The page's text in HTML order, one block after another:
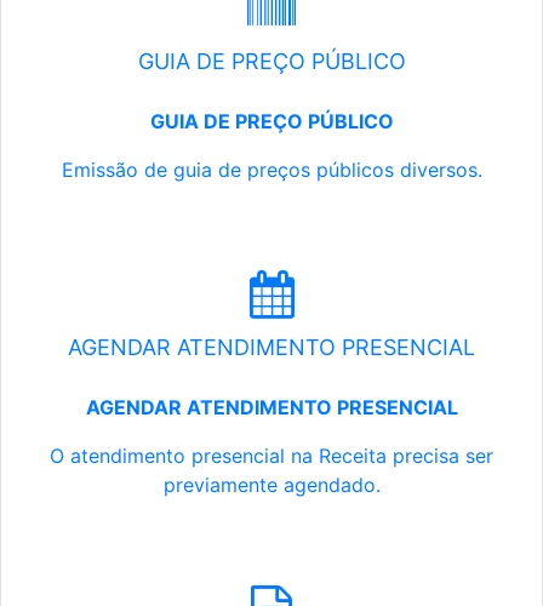
GUIA DE PREÇO PÚBLICO
GUIA DE PREÇO PÚBLICO
Emissão de guia de preços públicos diversos.
AGENDAR ATENDIMENTO PRESENCIAL
AGENDAR ATENDIMENTO PRESENCIAL
O atendimento presencial na Receita precisa ser
previamente agendado.